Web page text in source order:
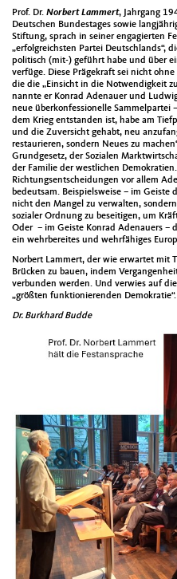
Prof. Dr. Norbert Lammert, Jahrgang
Deutschen Bundestages sowie
Stiftung, sprach in seiner engagierten
„erfolgreichsten Partei Deutschlands“,
politisch (mit-) geführt habe und über
verfüge. Diese Prägekraft sei nicht
die die „Einsicht in die Notwendigkeit
nannte er Konrad Adenauer und
neue überkonfessionelle Sammelpartei
dem Krieg entstanden ist, habe am
und die Zuversicht gehabt, neu
restaurieren, sondern Neues zu
Grundgesetz, der Sozialen
der Familie der westlichen
Richtungsentscheidungen vor allem
bedeutsam. Beispielsweise – im Geiste
nicht den Mangel zu verwalten,
sozialer Ordnung zu beseitigen, um
Oder – im Geiste Konrad Adenauers –
ein wehrbereites und wehrfähiges
Norbert Lammert, der wie erwartet mit
Brücken zu bauen, indem
verbunden werden. Und verwies auf
„größten funktionierenden Demokratie“.
Dr. Burkhard Budde